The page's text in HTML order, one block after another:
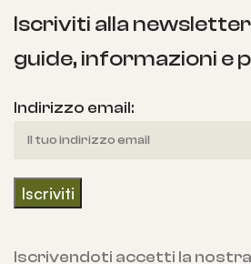
Iscriviti alla
guide, informazioni e
Indirizzo email:
Iscrivendoti accetti la